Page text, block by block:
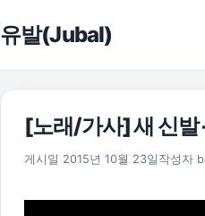
유발(Jubal)
[노래/가사] 새 신발
게시일 2015년 10월 23일 2021년
작성자